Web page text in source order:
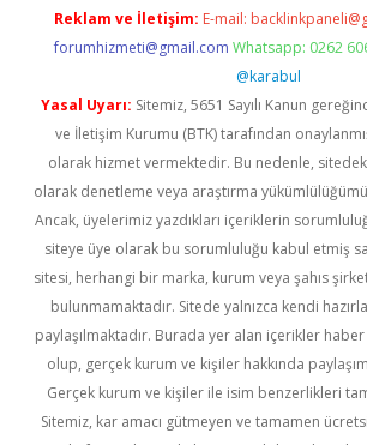
Reklam ve İletişim: E-mail:
forumhizmeti@gmail.com Whatsapp: 0262
@karabul
Yasal Uyarı: Sitemiz, 5651 Sayılı Kanun
ve İletişim Kurumu (BTK) tarafından
olarak hizmet vermektedir. Bu nedenle,
olarak denetleme veya araştırma
Ancak, üyelerimiz yazdıkları içeriklerin
siteye üye olarak bu sorumluluğu kabul etmiş
sitesi, herhangi bir marka, kurum veya şahıs
bulunmamaktadır. Sitede yalnızca kendi
paylaşılmaktadır. Burada yer alan içerikler
olup, gerçek kurum ve kişiler hakkında
Gerçek kurum ve kişiler ile isim benzerlikleri
Sitemiz, kar amacı gütmeyen ve tamamen